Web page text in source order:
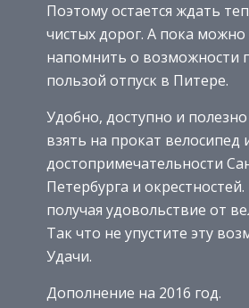
Поэтому остается ждать
чистых дорог. А пока
напомнить о возможности
пользой отпуск в Питере.
Удобно, доступно и
взять на прокат велосипед
достопримечательности
Петербурга и
получая удовольствие от
Так что не упустите эту
Удачи.
Дополнение на 2016 год.